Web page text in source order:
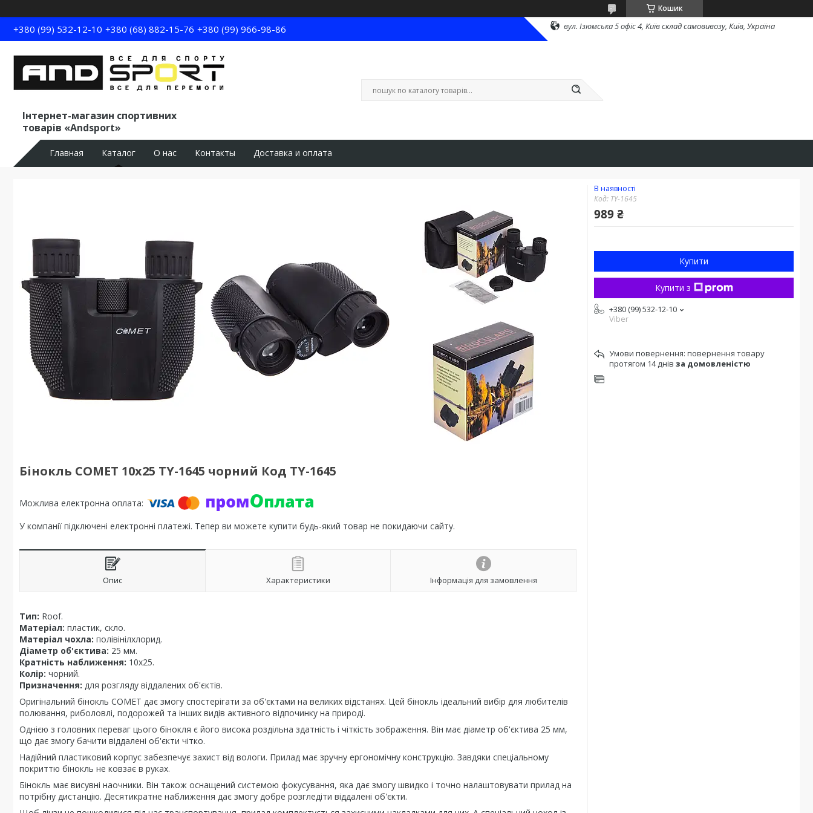
Кошик
+380 (99) 532-12-10 +380 (68) 882-15-76 +380 (99) 966-98-86 вул. Ізюмська 5 офіс 4, Київ склад самовивозу, Київ, Україна
Інтернет-магазин спортивних
товарів «Andsport»
Главная Каталог О нас Контакты Доставка и оплата
Бінокль COMET 10х25 TY-1645 чорний Код TY-1645
У компанії підключені електронні платежі. Тепер ви можете купити будь-який товар не покидаючи сайту.
Опис Характеристики Інформація для замовлення
Тип: Roof.
Матеріал: пластик, скло.
Матеріал чохла: полівінілхлорид.
Діаметр об'єктива: 25 мм.
Кратність наближення: 10х25.
Колір: чорний.
Призначення: для розгляду віддалених об'єктів.
Оригінальний бінокль COMET дає змогу спостерігати за об'єктами на великих відстанях. Цей бінокль ідеальний вибір для любителів
полювання, риболовлі, подорожей та інших видів активного відпочинку на природі.
Однією з головних переваг цього бінокля є його висока роздільна здатність і чіткість зображення. Він має діаметр об'єктива 25 мм,
що дає змогу бачити віддалені об'єкти чітко.
Надійний пластиковий корпус забезпечує захист від вологи. Прилад має зручну ергономічну конструкцію. Завдяки спеціальному
покриттю бінокль не ковзає в руках.
Бінокль має висувні наочники. Він також оснащений системою фокусування, яка дає змогу швидко і точно налаштовувати прилад на
потрібну дистанцію. Десятикратне наближення дає змогу добре розгледіти віддалені об'єкти.
В наявності
Код: TY-1645
989 ₴
Купити
Купити з
+380 (99) 532-12-10
Viber
повернення товару
протягом 14 днів за домовленістю